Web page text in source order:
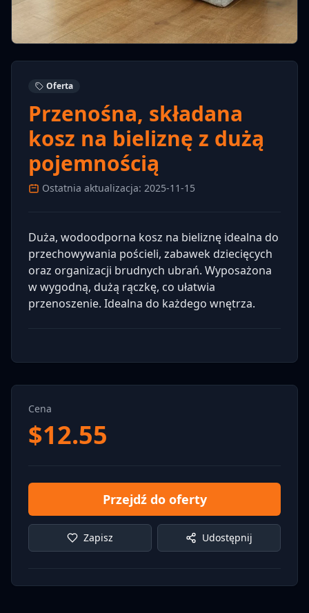
Oferta
Przenośna, składana
kosz na bieliznę z dużą
pojemnością
Ostatnia aktualizacja: 2025-11-15
Duża, wodoodporna kosz na bieliznę idealna do
przechowywania pościeli, zabawek dziecięcych
oraz organizacji brudnych ubrań. Wyposażona
w wygodną, dużą rączkę, co ułatwia
przenoszenie. Idealna do każdego wnętrza.
Cena
$12.55
Przejdź do oferty
Zapisz Udostępnij